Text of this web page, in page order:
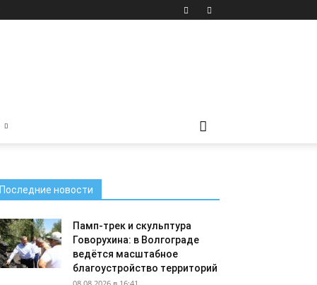
Последние новости
Памп-трек и скульптура
Говорухина: в Волгограде
ведётся масштабное
благоустройство территорий